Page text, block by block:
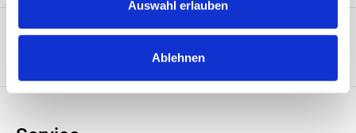
Auswahl erlauben
Ablehnen